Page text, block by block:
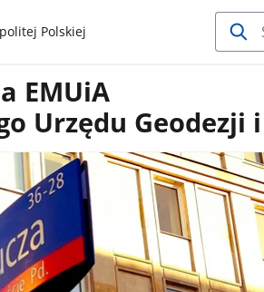
Polskiej
EMUiA
Urzędu